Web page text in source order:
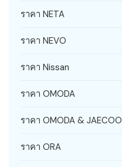
ราคา NETA
ราคา NEVO
ราคา Nissan
ราคา OMODA
ราคา OMODA & JAECOO
ราคา ORA